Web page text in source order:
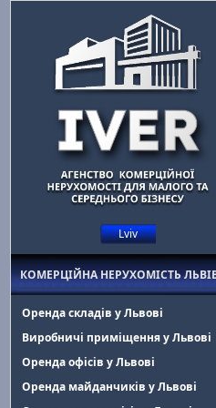
Lviv
КОМЕРЦІЙНА НЕРУХОМІСТЬ
Оренда складів у Львові
Виробничі приміщення у Львові
Оренда офісів у Львові
Оренда майданчиків у Львові
Допоможемо знайти